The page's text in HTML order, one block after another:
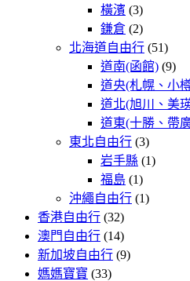
橫濱 (3)
鎌倉 (2)
北海道自由行 (51)
道南(函館) (9)
道央(札幌、小
道北(旭川、美
道東(十勝、帶
東北自由行 (3)
岩手縣 (1)
福島 (1)
沖繩自由行 (1)
香港自由行 (32)
澳門自由行 (14)
新加坡自由行 (9)
媽媽寶寶 (33)